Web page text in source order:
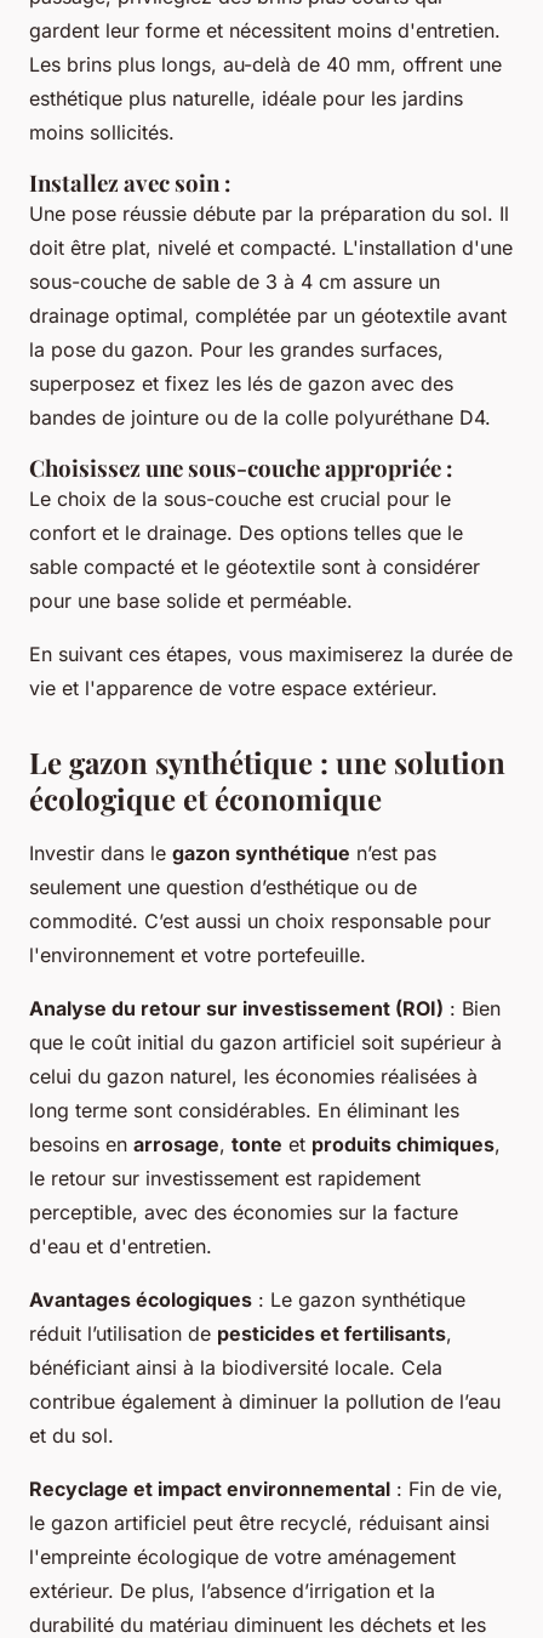
gardent leur forme et nécessitent moins d'entretien.
Les brins plus longs, au-delà de 40 mm, offrent une
esthétique plus naturelle, idéale pour les jardins
moins sollicités.
Installez avec soin :
Une pose réussie débute par la préparation du sol. Il
doit être plat, nivelé et compacté. L'installation d'une
sous-couche de sable de 3 à 4 cm assure un
drainage optimal, complétée par un géotextile avant
la pose du gazon. Pour les grandes surfaces,
superposez et fixez les lés de gazon avec des
bandes de jointure ou de la colle polyuréthane D4.
Choisissez une sous-couche appropriée :
Le choix de la sous-couche est crucial pour le
confort et le drainage. Des options telles que le
sable compacté et le géotextile sont à considérer
pour une base solide et perméable.
En suivant ces étapes, vous maximiserez la durée de
vie et l'apparence de votre espace extérieur.
Le gazon synthétique : une solution
écologique et économique
Investir dans le gazon synthétique n’est pas
seulement une question d’esthétique ou de
commodité. C’est aussi un choix responsable pour
l'environnement et votre portefeuille.
Analyse du retour sur investissement (ROI) : Bien
que le coût initial du gazon artificiel soit supérieur à
celui du gazon naturel, les économies réalisées à
long terme sont considérables. En éliminant les
besoins en arrosage, tonte et produits chimiques,
le retour sur investissement est rapidement
perceptible, avec des économies sur la facture
d'eau et d'entretien.
Avantages écologiques : Le gazon synthétique
réduit l’utilisation de pesticides et fertilisants,
bénéficiant ainsi à la biodiversité locale. Cela
contribue également à diminuer la pollution de l’eau
et du sol.
Recyclage et impact environnemental : Fin de vie,
le gazon artificiel peut être recyclé, réduisant ainsi
l'empreinte écologique de votre aménagement
extérieur. De plus, l’absence d’irrigation et la
durabilité du matériau diminuent les déchets et les